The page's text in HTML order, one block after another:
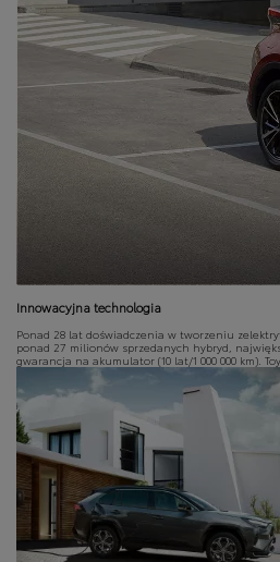
Innowacyjna technologia
Ponad 28 lat doświadczenia w tworzeniu
ponad 27 milionów sprzedanych hybryd,
gwarancja na akumulator (10 lat/1 000 000 km).